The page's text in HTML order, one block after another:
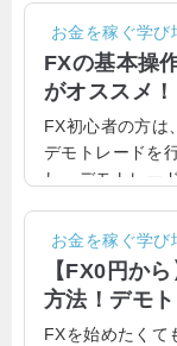
お金を稼ぐ学び
FXの基本操
がオススメ！
FX初心者の方は
デモトレードを
し、デモトレー
必要になります
ば、デモトレー
ならば、デモト
ードといっても
は変わらないの
お金を稼ぐ学び
【FX0円か
方法！デモ
FXを始めたくて